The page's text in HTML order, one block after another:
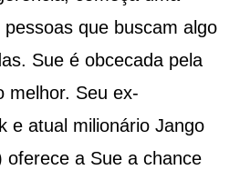
que buscam algo
Sue é obcecada pela
melhor. Seu ex-
e atual milionário Jango
oferece a Sue a chance